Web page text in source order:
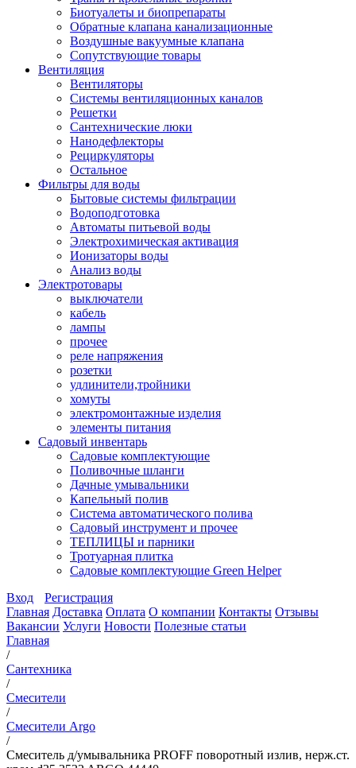
Биотуалеты и биопрепараты
Обратные клапана канализационные
Воздушные вакуумные клапана
Сопутствующие товары
Вентиляция
Вентиляторы
Системы вентиляционных каналов
Решетки
Сантехнические люки
Нанодефлекторы
Рециркуляторы
Остальное
Фильтры для воды
Бытовые системы фильтрации
Водоподготовка
Автоматы питьевой воды
Электрохимическая активация
Ионизаторы воды
Анализ воды
Электротовары
выключатели
кабель
лампы
прочее
реле напряжения
розетки
удлинители,тройники
хомуты
электромонтажные изделия
элементы питания
Садовый инвентарь
Садовые комплектующие
Поливочные шланги
Дачные умывальники
Капельный полив
Система автоматического полива
Садовый инструмент и прочее
ТЕПЛИЦЫ и парники
Тротуарная плитка
Садовые комплектующие Green Helper
Вход
Регистрация
Главная Доставка Оплата О компании Контакты Отзывы
Вакансии Услуги Новости Полезные статьи
Главная
/
Сантехника
/
Смесители
/
Смесители Argo
/
Смеситель д/умывальника PROFF поворотный излив, нерж.ст.